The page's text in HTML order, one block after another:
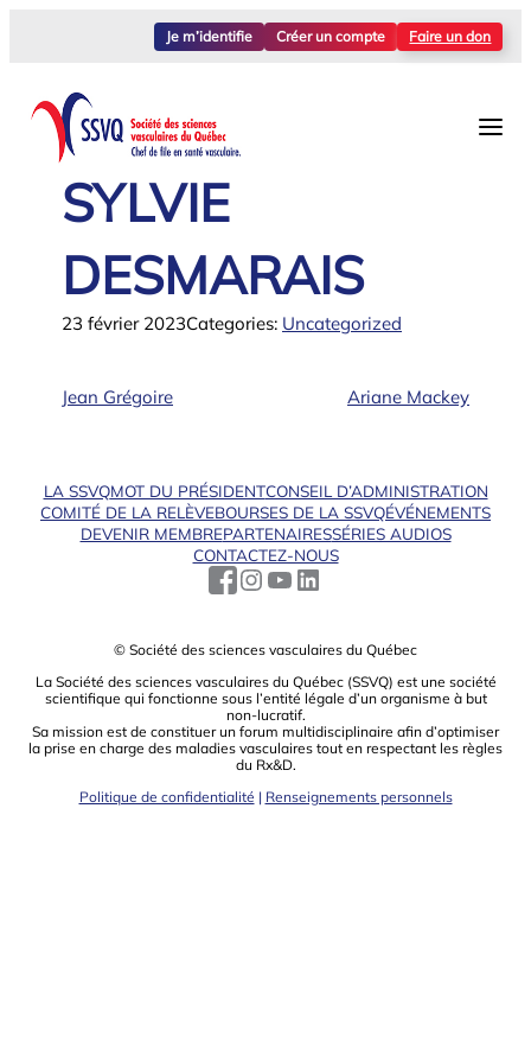
Je m’identifie Créer un compte Faire un don
SYLVIE
DESMARAIS
23 février 2023Categories: Uncategorized
Jean Grégoire Ariane Mackey
LA SSVQMOT DU PRÉSIDENTCONSEIL D’ADMINISTRATION
COMITÉ DE LA RELÈVEBOURSES DE LA SSVQÉVÉNEMENTS
DEVENIR MEMBREPARTENAIRESSÉRIES AUDIOS
CONTACTEZ-NOUS
© Société des sciences vasculaires du Québec
La Société des sciences vasculaires du Québec (SSVQ) est une société
scientiﬁque qui fonctionne sous l’entité légale d’un organisme à but
non-lucratif.
Sa mission est de constituer un forum multidisciplinaire aﬁn d’optimiser
la prise en charge des maladies vasculaires tout en respectant les règles
du Rx&D.
Politique de confidentialité | Renseignements personnels